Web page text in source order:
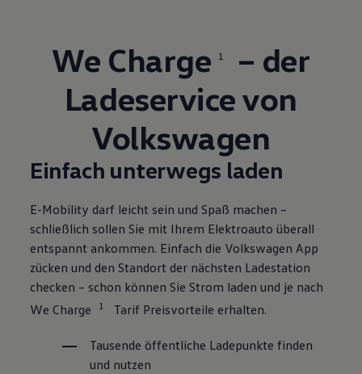
We Charge 1
– der
Ladeservice von
Volkswagen
Einfach unterwegs laden
E-Mobility darf leicht sein und Spaß machen –
schließlich sollen Sie mit Ihrem Elektroauto überall
entspannt ankommen. Einfach die Volkswagen App
zücken und den Standort der nächsten Ladestation
checken – schon können Sie Strom laden und je nach
We Charge
1 Tarif Preisvorteile erhalten.
Tausende öffentliche Ladepunkte finden
und nutzen